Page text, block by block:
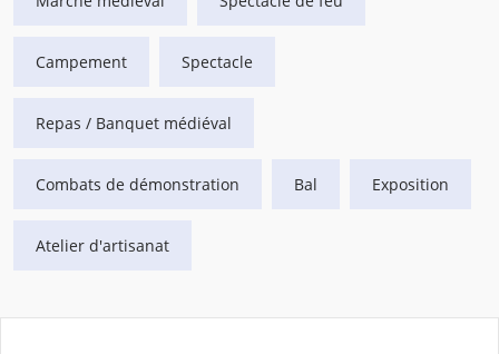
Campement Spectacle
Repas / Banquet médiéval
Combats de démonstration Bal Exposition
Atelier d'artisanat